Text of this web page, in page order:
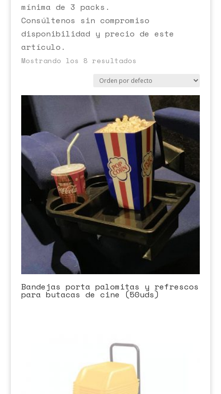
mínima de 3 packs.
Consúltenos sin compromiso
disponibilidad y precio de este
artículo.
Mostrando los 8 resultados
Bandejas porta palomitas y refrescos
para butacas de cine (50uds)